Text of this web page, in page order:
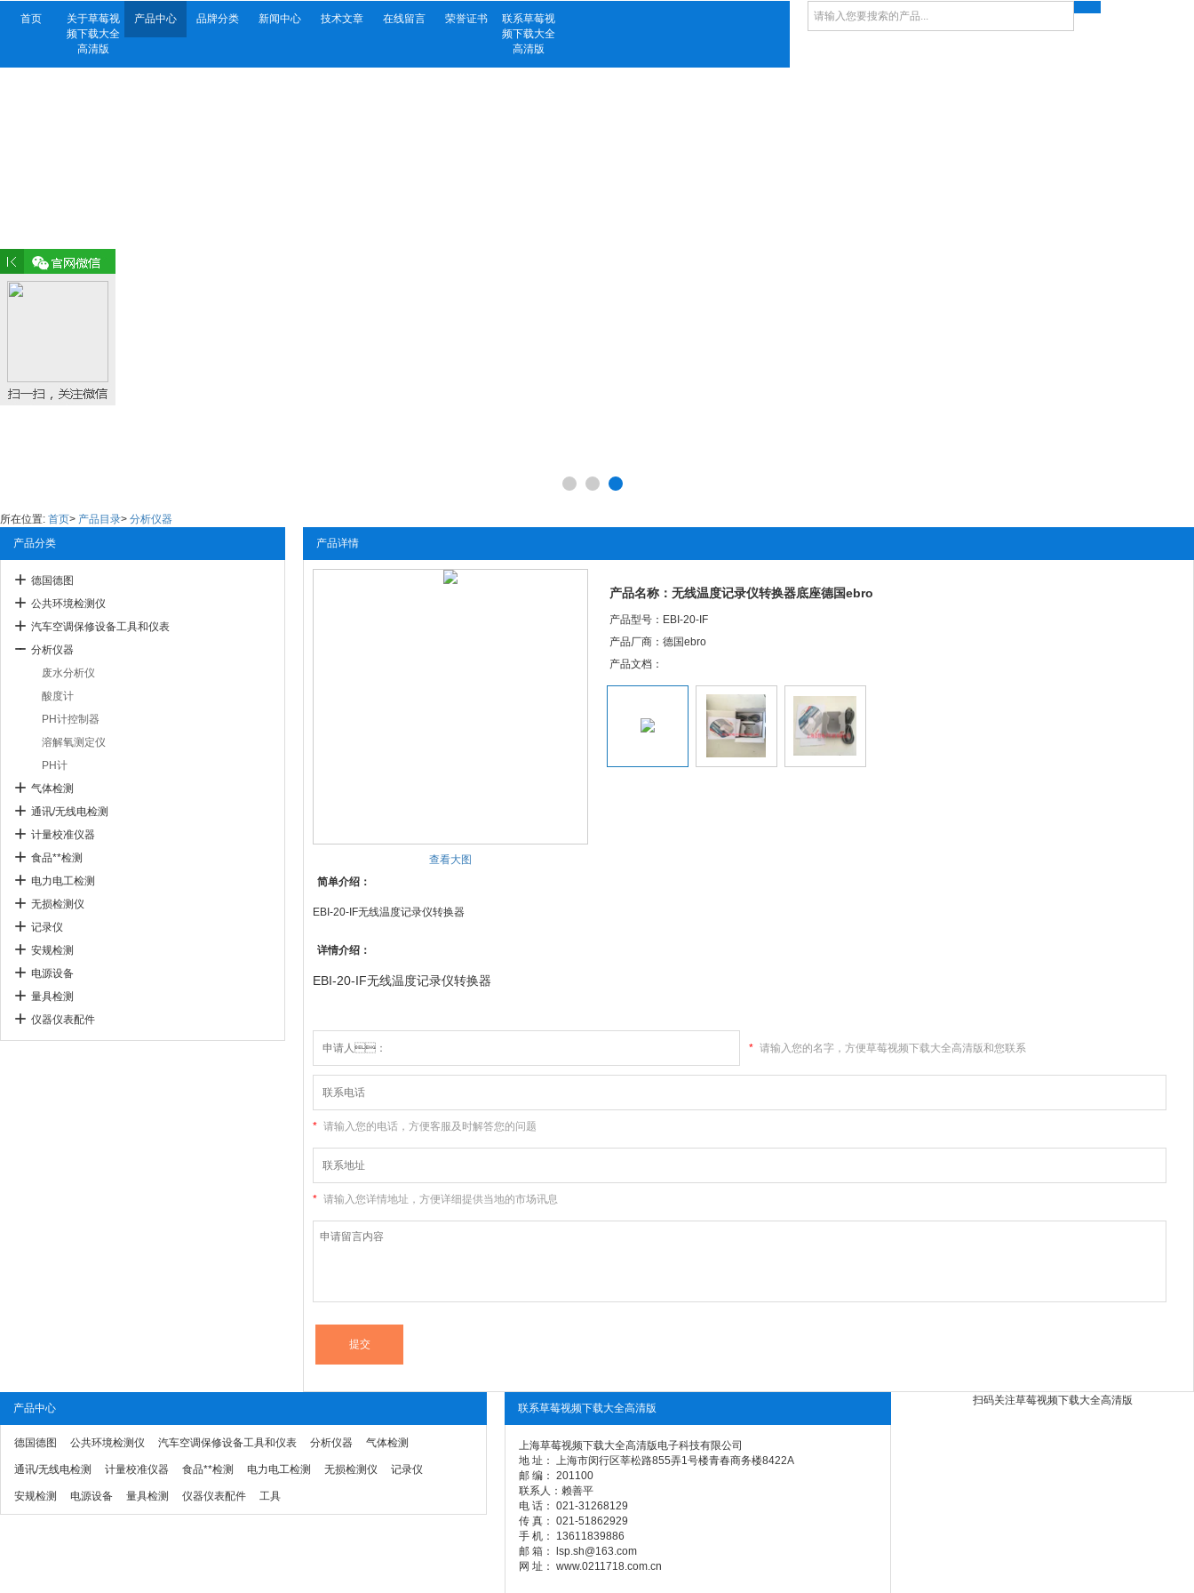
首页
关于草莓视
频下载大全
高清版
产品中心 品牌分类 新闻中心 技术文章 在线留言 荣誉证书
联系草莓视
频下载大全
高清版
所在位置: 首页> 产品目录> 分析仪器
产品分类
德国德图
公共环境检测仪
汽车空调保修设备工具和仪表
分析仪器
废水分析仪
酸度计
PH计控制器
溶解氧测定仪
PH计
气体检测
通讯/无线电检测
计量校准仪器
食品**检测
电力电工检测
无损检测仪
记录仪
安规检测
电源设备
量具检测
仪器仪表配件
产品详情
查看大图
产品名称：无线温度记录仪转换器底座德国ebro
产品型号：EBI-20-IF
产品厂商：德国ebro
产品文档：
简单介绍：
EBI-20-IF无线温度记录仪转换器
详情介绍：
EBI-20-IF无线温度记录仪转换器
* 请输入您的名字，方便草莓视频下载大全高清版和您联系
* 请输入您的电话，方便客服及时解答您的问题
* 请输入您详情地址，方便详细提供当地的市场讯息
产品中心
德国德图 公共环境检测仪 汽车空调保修设备工具和仪表 分析仪器 气体检测
通讯/无线电检测 计量校准仪器 食品**检测 电力电工检测 无损检测仪 记录仪
安规检测 电源设备 量具检测 仪器仪表配件 工具
联系草莓视频下载大全高清版
上海草莓视频下载大全高清版电子科技有限公司
地 址： 上海市闵行区莘松路855弄1号楼青春商务楼8422A
邮 编： 201100
联系人：赖善平
电 话： 021-31268129
传 真： 021-51862929
手 机： 13611839886
邮 箱： lsp.sh@163.com
网 址： www.0211718.com.cn
扫码关注草莓视频下载大全高清版